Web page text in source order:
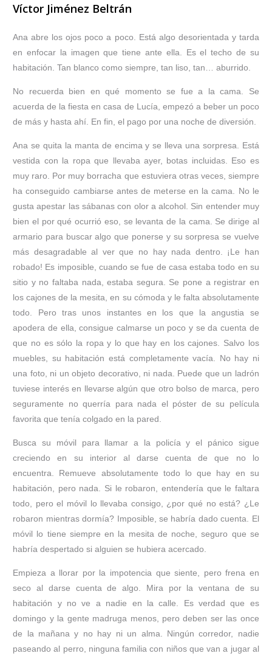
Víctor Jiménez Beltrán
Ana abre los ojos poco a poco. Está algo desorientada y tarda
en enfocar la imagen que tiene ante ella. Es el techo de su
habitación. Tan blanco como siempre, tan liso, tan… aburrido.
No recuerda bien en qué momento se fue a la cama. Se
acuerda de la fiesta en casa de Lucía, empezó a beber un poco
de más y hasta ahí. En fin, el pago por una noche de diversión.
Ana se quita la manta de encima y se lleva una sorpresa. Está
vestida con la ropa que llevaba ayer, botas incluidas. Eso es
muy raro. Por muy borracha que estuviera otras veces, siempre
ha conseguido cambiarse antes de meterse en la cama. No le
gusta apestar las sábanas con olor a alcohol. Sin entender muy
bien el por qué ocurrió eso, se levanta de la cama. Se dirige al
armario para buscar algo que ponerse y su sorpresa se vuelve
más desagradable al ver que no hay nada dentro. ¡Le han
robado! Es imposible, cuando se fue de casa estaba todo en su
sitio y no faltaba nada, estaba segura. Se pone a registrar en
los cajones de la mesita, en su cómoda y le falta absolutamente
todo. Pero tras unos instantes en los que la angustia se
apodera de ella, consigue calmarse un poco y se da cuenta de
que no es sólo la ropa y lo que hay en los cajones. Salvo los
muebles, su habitación está completamente vacía. No hay ni
una foto, ni un objeto decorativo, ni nada. Puede que un ladrón
tuviese interés en llevarse algún que otro bolso de marca, pero
seguramente no querría para nada el póster de su película
favorita que tenía colgado en la pared.
Busca su móvil para llamar a la policía y el pánico sigue
creciendo en su interior al darse cuenta de que no lo
encuentra. Remueve absolutamente todo lo que hay en su
habitación, pero nada. Si le robaron, entendería que le faltara
todo, pero el móvil lo llevaba consigo, ¿por qué no está? ¿Le
robaron mientras dormía? Imposible, se habría dado cuenta. El
móvil lo tiene siempre en la mesita de noche, seguro que se
habría despertado si alguien se hubiera acercado.
Empieza a llorar por la impotencia que siente, pero frena en
seco al darse cuenta de algo. Mira por la ventana de su
habitación y no ve a nadie en la calle. Es verdad que es
domingo y la gente madruga menos, pero deben ser las once
de la mañana y no hay ni un alma. Ningún corredor, nadie
paseando al perro, ninguna familia con niños que van a jugar al